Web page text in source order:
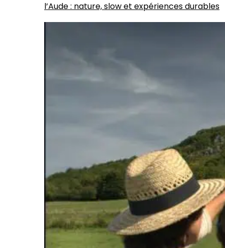
l’Aude : nature, slow et expériences durables